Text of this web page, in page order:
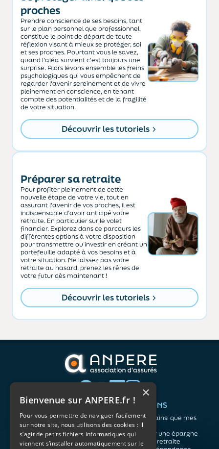
proches
Prendre conscience de ses besoins, tant
sur le plan personnel que professionnel,
constitue le point de départ de toute
réflexion visant à mieux se protéger, soi
et ses proches. Pourtant vous le savez,
quand l'aléa survient c'est toujours une
surprise. Alors levons ensemble les freins
psychologiques qui vous empêchent de
regarder l'avenir sereinement et de vivre
pleinement en conscience, en tenant
compte des potentialités et de la fragilité
de votre situation.
Découvrir les tutoriels
Préparer sa retraite
Pour profiter pleinement de cette
nouvelle étape de votre vie, tout en
assurant l'avenir de vos proches, il est
indispensable d’avoir anticipé votre
retraite. En particulier sur le volet
financier. Explorez dans ce parcours les
différentes options à votre disposition
pour transmettre ou investir en créant un
portefeuille adapté à vos besoins et à
votre situation. Ne laissez pas votre
retraite au hasard, prenez les rênes de
votre futur dès maintenant !
Découvrir les tutoriels
QUI SOMMES-NOUS ?
L'association
Notre organisation
L’équipe
Les atouts du contrat
VOS BESOINS
Me protéger ainsi que mes
proches
Me constituer une épargne
Préparer ma retraite
×
Bienvenue sur ANPERE.fr !
Pour vous permettre de naviguer facilement
sur notre site, nous utilisons des cookies : il
s’agit de petits fichiers informatiques qui
viennent s’installer automatiquement sur le